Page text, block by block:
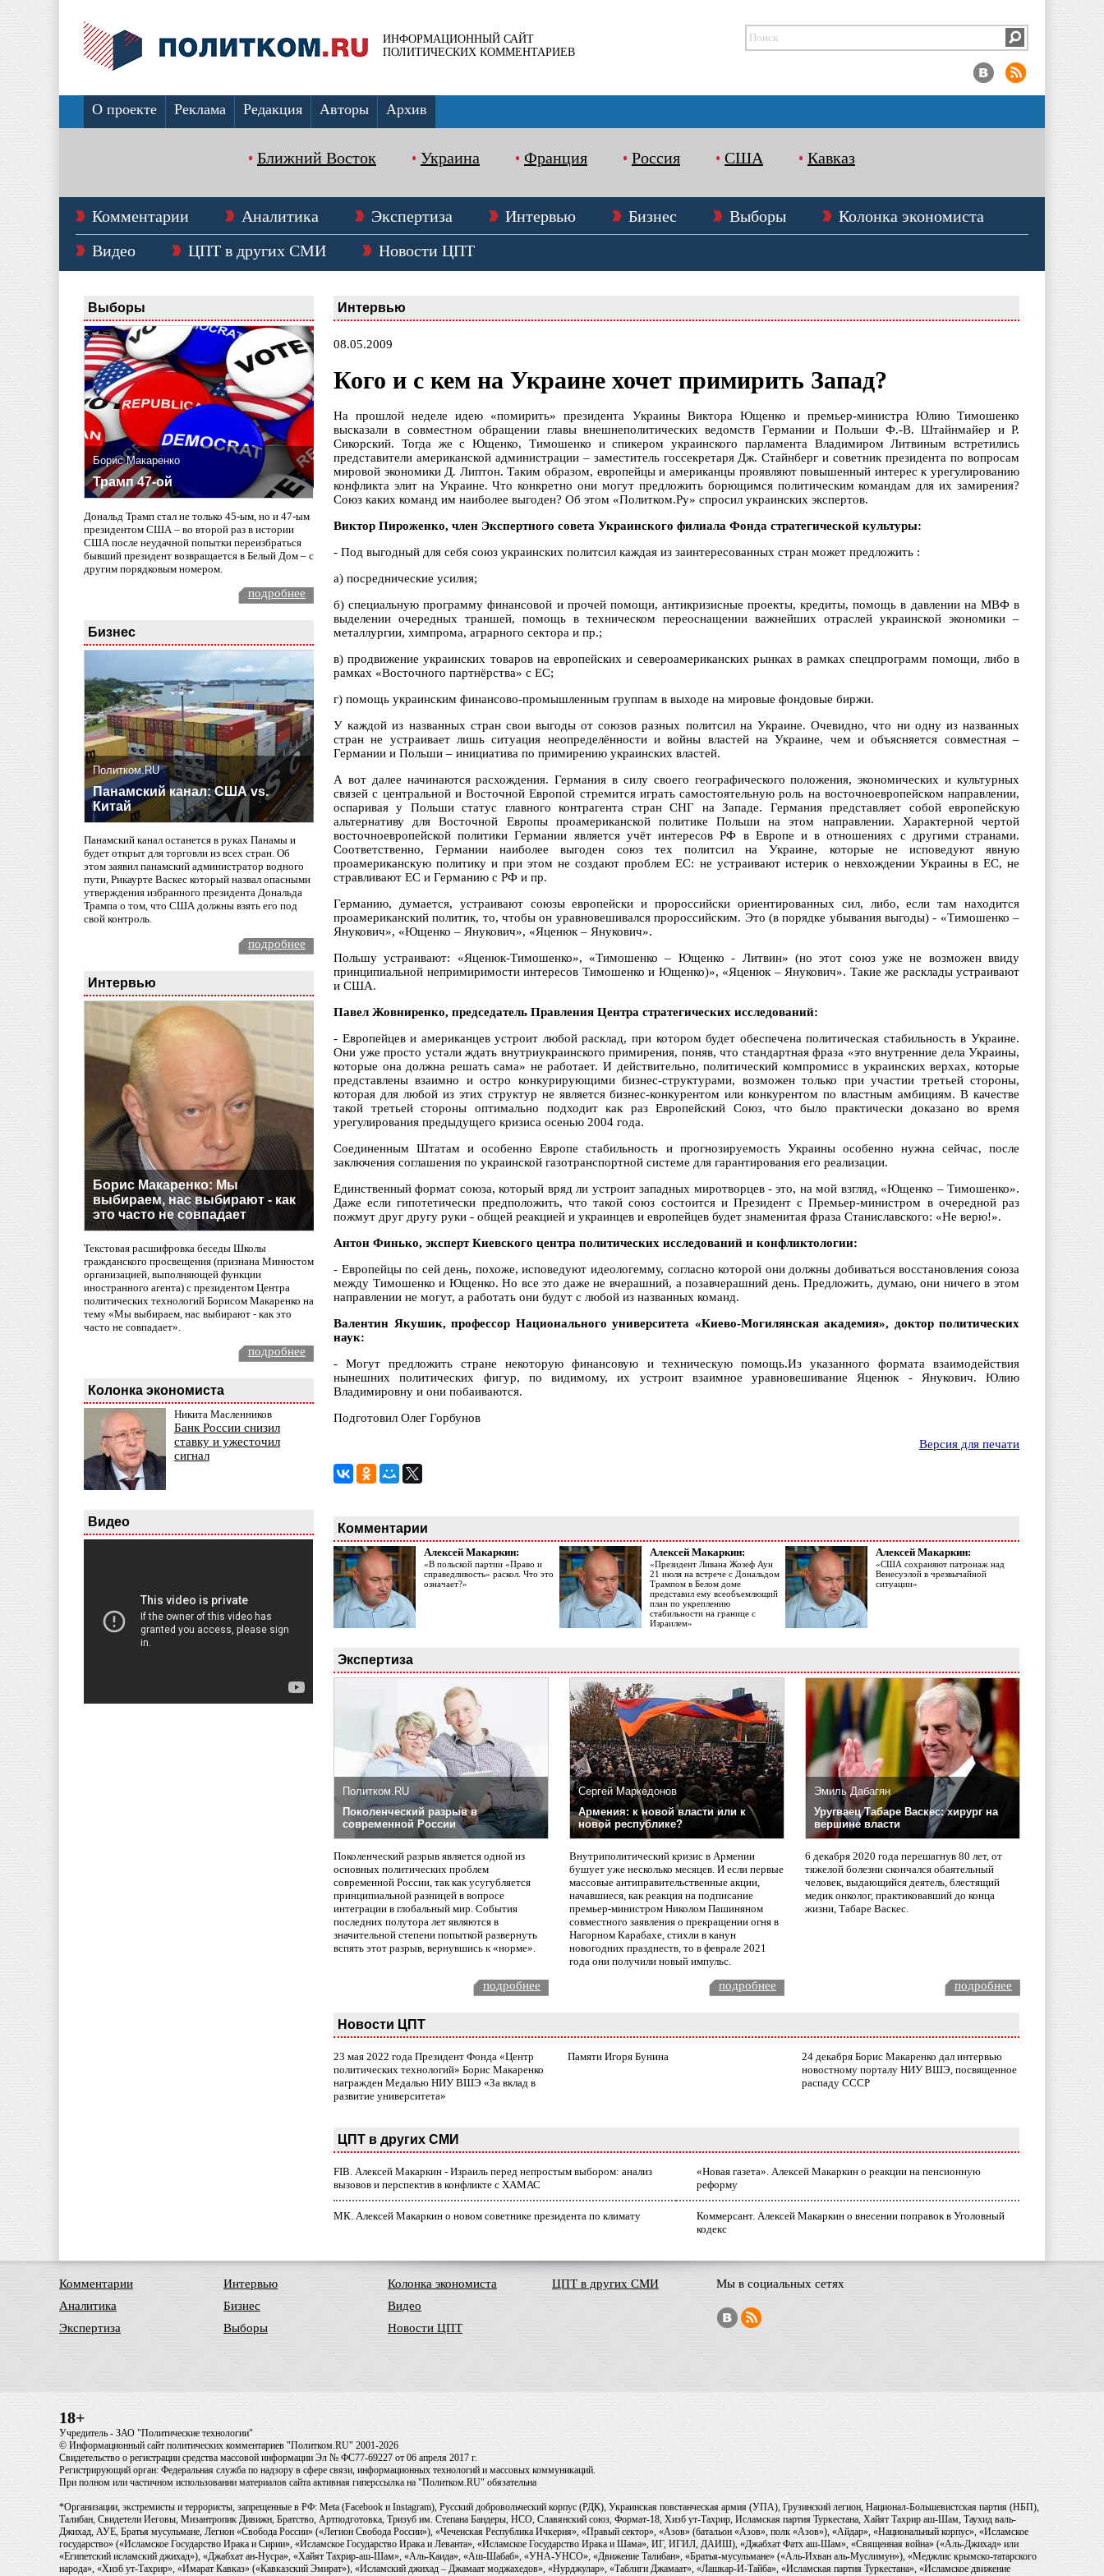
ИНФОРМАЦИОННЫЙ САЙТ
ПОЛИТИЧЕСКИХ КОММЕНТАРИЕВ
О проекте Реклама Редакция Авторы Архив
Ближний Восток Украина Франция Россия США Кавказ
Комментарии Аналитика Экспертиза Интервью Бизнес Выборы
Колонка экономиста
Видео
ЦПТ в других СМИ Новости ЦПТ
Выборы
Борис Макаренко
Трамп 47-ой
Дональд Трамп стал не только 45-ым, но и 47-ым
президентом США – во второй раз в истории
США после неудачной попытки переизбраться
бывший президент возвращается в Белый Дом – с
другим порядковым номером.
подробнее
Бизнес
Политком.RU
Панамский канал: США vs.
Китай
Панамский канал останется в руках Панамы и
будет открыт для торговли из всех стран. Об
этом заявил панамский администратор водного
пути, Рикаурте Васкес который назвал опасными
утверждения избранного президента Дональда
Трампа о том, что США должны взять его под
свой контроль.
подробнее
Интервью
Борис Макаренко: Мы
выбираем, нас выбирают - как
это часто не совпадает
Текстовая расшифровка беседы Школы
гражданского просвещения (признана Минюстом
организацией, выполняющей функции
иностранного агента) с президентом Центра
политических технологий Борисом Макаренко на
тему «Мы выбираем, нас выбирают - как это
часто не совпадает».
подробнее
Колонка экономиста
Никита Масленников
Банк России снизил
ставку и ужесточил
сигнал
Видео
Интервью
08.05.2009
Кого и с кем на Украине хочет примирить Запад?
На прошлой неделе идею «помирить» президента Украины Виктора Ющенко и премьер-министра Юлию Тимошенко
высказали в совместном обращении главы внешнеполитических ведомств Германии и Польши Ф.-В. Штайнмайер и Р.
Сикорский. Тогда же с Ющенко, Тимошенко и спикером украинского парламента Владимиром Литвиным встретились
представители американской администрации – заместитель госсекретаря Дж. Стайнберг и советник президента по вопросам
мировой экономики Д. Липтон. Таким образом, европейцы и американцы проявляют повышенный интерес к урегулированию
конфликта элит на Украине. Что конкретно они могут предложить борющимся политическим командам для их замирения?
Союз каких команд им наиболее выгоден? Об этом «Политком.Ру» спросил украинских экспертов.
Виктор Пироженко, член Экспертного совета Украинского филиала Фонда стратегической культуры:
- Под выгодный для себя союз украинских политсил каждая из заинтересованных стран может предложить :
а) посреднические усилия;
б) специальную программу финансовой и прочей помощи, антикризисные проекты, кредиты, помощь в давлении на МВФ в
выделении очередных траншей, помощь в техническом переоснащении важнейших отраслей украинской экономики –
металлургии, химпрома, аграрного сектора и пр.;
в) продвижение украинских товаров на европейских и североамериканских рынках в рамках спецпрограмм помощи, либо в
рамках «Восточного партнёрства» с ЕС;
г) помощь украинским финансово-промышленным группам в выходе на мировые фондовые биржи.
У каждой из названных стран свои выгоды от союзов разных политсил на Украине. Очевидно, что ни одну из названных
стран не устраивает лишь ситуация неопределённости и войны властей на Украине, чем и объясняется совместная –
Германии и Польши – инициатива по примирению украинских властей.
А вот далее начинаются расхождения. Германия в силу своего географического положения, экономических и культурных
связей с центральной и Восточной Европой стремится играть самостоятельную роль на восточноевропейском направлении,
оспаривая у Польши статус главного контрагента стран СНГ на Западе. Германия представляет собой европейскую
альтернативу для Восточной Европы проамериканской политике Польши на этом направлении. Характерной чертой
восточноевропейской политики Германии является учёт интересов РФ в Европе и в отношениях с другими странами.
Соответственно, Германии наиболее выгоден союз тех политсил на Украине, которые не исповедуют явную
проамериканскую политику и при этом не создают проблем ЕС: не устраивают истерик о невхождении Украины в ЕС, не
стравливают ЕС и Германию с РФ и пр.
Германию, думается, устраивают союзы европейски и пророссийски ориентированных сил, либо, если там находится
проамериканский политик, то, чтобы он уравновешивался пророссийским. Это (в порядке убывания выгоды) - «Тимошенко –
Янукович», «Ющенко – Янукович», «Яценюк – Янукович».
Польшу устраивают: «Яценюк-Тимошенко», «Тимошенко – Ющенко - Литвин» (но этот союз уже не возможен ввиду
принципиальной непримиримости интересов Тимошенко и Ющенко)», «Яценюк – Янукович». Такие же расклады устраивают
и США.
Павел Жовниренко, председатель Правления Центра стратегических исследований:
- Европейцев и американцев устроит любой расклад, при котором будет обеспечена политическая стабильность в Украине.
Они уже просто устали ждать внутриукраинского примирения, поняв, что стандартная фраза «это внутренние дела Украины,
которые она должна решать сама» не работает. И действительно, политический компромисс в украинских верхах, которые
представлены взаимно и остро конкурирующими бизнес-структурами, возможен только при участии третьей стороны,
которая для любой из этих структур не является бизнес-конкурентом или конкурентом по властным амбициям. В качестве
такой третьей стороны оптимально подходит как раз Европейский Союз, что было практически доказано во время
урегулирования предыдущего кризиса осенью 2004 года.
Соединенным Штатам и особенно Европе стабильность и прогнозируемость Украины особенно нужна сейчас, после
заключения соглашения по украинской газотранспортной системе для гарантирования его реализации.
Единственный формат союза, который вряд ли устроит западных миротворцев - это, на мой взгляд, «Ющенко – Тимошенко».
Даже если гипотетически предположить, что такой союз состоится и Президент с Премьер-министром в очередной раз
пожмут друг другу руки - общей реакцией и украинцев и европейцев будет знаменитая фраза Станиславского: «Не верю!».
Антон Финько, эксперт Киевского центра политических исследований и конфликтологии:
- Европейцы по сей день, похоже, исповедуют идеологемму, согласно которой они должны добиваться восстановления союза
между Тимошенко и Ющенко. Но все это даже не вчерашний, а позавчерашний день. Предложить, думаю, они ничего в этом
направлении не могут, а работать они будут с любой из названных команд.
Валентин Якушик, профессор Национального университета «Киево-Могилянская академия», доктор политических
наук:
- Могут предложить стране некоторую финансовую и техническую помощь.Из указанного формата взаимодействия
нынешних политических фигур, по видимому, их устроит взаимное уравновешивание Яценюк - Янукович. Юлию
Владимировну и они побаиваются.
Подготовил Олег Горбунов
Версия для печати
Комментарии
Алексей Макаркин:
«В польской партии «Право и
справедливость» раскол. Что это
означает?»
Алексей Макаркин:
«Президент Ливана Жозеф Аун
21 июля на встрече с Дональдом
Трампом в Белом доме
представил ему всеобъемлющий
план по укреплению
стабильности на границе с
Израилем»
Алексей Макаркин:
«США сохраняют патронаж над
Венесуэлой в чрезвычайной
ситуации»
Экспертиза
Политком.RU
Поколенческий разрыв в
современной России
Поколенческий разрыв является одной из
основных политических проблем
современной России, так как усугубляется
принципиальной разницей в вопросе
интеграции в глобальный мир. События
последних полутора лет являются в
значительной степени попыткой развернуть
вспять этот разрыв, вернувшись к «норме».
Сергей Маркедонов
Армения: к новой власти или к
новой республике?
Внутриполитический кризис в Армении
бушует уже несколько месяцев. И если первые
массовые антиправительственные акции,
начавшиеся, как реакция на подписание
премьер-министром Николом Пашиняном
совместного заявления о прекращении огня в
Нагорном Карабахе, стихли в канун
новогодних празднеств, то в феврале 2021
года они получили новый импульс.
Эмиль Дабагян
Уругваец Табаре Васкес: хирург на
вершине власти
6 декабря 2020 года перешагнув 80 лет, от
тяжелой болезни скончался обаятельный
человек, выдающийся деятель, блестящий
медик онколог, практиковавший до конца
жизни, Табаре Васкес.
подробнее подробнее подробнее
Новости ЦПТ
23 мая 2022 года Президент Фонда «Центр
политических технологий» Борис Макаренко
награжден Медалью НИУ ВШЭ «За вклад в
развитие университета»
Памяти Игоря Бунина
24 декабря Борис Макаренко дал интервью
новостному порталу НИУ ВШЭ, посвященное
распаду СССР
ЦПТ в других СМИ
FIB. Алексей Макаркин - Израиль перед непростым выбором: анализ
вызовов и перспектив в конфликте с ХАМАС
«Новая газета». Алексей Макаркин о реакции на пенсионную
реформу
МК. Алексей Макаркин о новом советнике президента по климату
Коммерсант. Алексей Макаркин о внесении поправок в Уголовный
кодекс
Комментарии
Аналитика
Экспертиза
Интервью
Бизнес
Выборы
Колонка экономиста
Видео
Новости ЦПТ
ЦПТ в других СМИ Мы в социальных сетях
18+
Учредитель - ЗАО "Политические технологии"
© Информационный сайт политических комментариев "Политком.RU" 2001-2026
Свидетельство о регистрации средства массовой информации Эл № ФС77-69227 от 06 апреля 2017 г.
Регистрирующий орган: Федеральная служба по надзору в сфере связи, информационных технологий и массовых коммуникаций.
При полном или частичном использовании материалов сайта активная гиперссылка на "Политком.RU" обязательна
*Организации, экстремисты и террористы, запрещенные в РФ: Meta (Facebook и Instagram), Русский добровольческий корпус (РДК), Украинская повстанческая армия (УПА), Грузинский легион, Национал-Большевистская партия (НБП),
Талибан, Свидетели Иеговы, Мизантропик Дивижн, Братство, Артподготовка, Тризуб им. Степана Бандеры, НСО, Славянский союз, Формат-18, Хизб ут-Тахрир, Исламская партия Туркестана, Хайят Тахрир аш-Шам, Таухид валь-
Джихад, АУЕ, Братья мусульмане, Легион «Свобода России» («Легион Свобода России»), «Чеченская Республика Ичкерия», «Правый сектор», «Азов» (батальон «Азов», полк «Азов»), «Айдар», «Национальный корпус», «Исламское
государство» («Исламское Государство Ирака и Сирии», «Исламское Государство Ирака и Леванта», «Исламское Государство Ирака и Шама», ИГ, ИГИЛ, ДАИШ), «Джабхат Фатх аш-Шам», «Священная война» («Аль-Джихад» или
«Египетский исламский джихад»), «Джабхат ан-Нусра», «Хайят Тахрир-аш-Шам», «Аль-Каида», «Аш-Шабаб», «УНА-УНСО», «Движение Талибан», «Братья-мусульмане» («Аль-Ихван аль-Муслимун»), «Меджлис крымско-татарского
народа», «Хизб ут-Тахрир», «Имарат Кавказ» («Кавказский Эмират»), «Исламский джихад – Джамаат моджахедов», «Нурджулар», «Таблиги Джамаат», «Лашкар-И-Тайба», «Исламская партия Туркестана», «Исламское движение